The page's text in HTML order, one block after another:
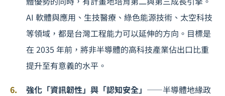
AI 軟體與應用、生技醫療、綠色能源技術、太空科技
等領域，都是台灣工程能力可以延伸的方向。目標是
在 2035 年前，將非半導體的高科技產業佔出口比重
提升至有意義的水平。
強化「資訊韌性」與「認知安全」 ——半導體地緣政